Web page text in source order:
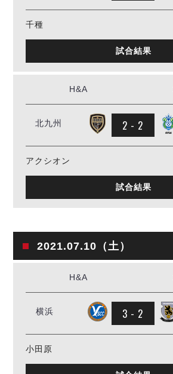
千種
試合結果
H&A
北九州 2 - 2
アクシオン
試合結果
2021.07.10（土）
H&A
横浜 3 - 2
小田原